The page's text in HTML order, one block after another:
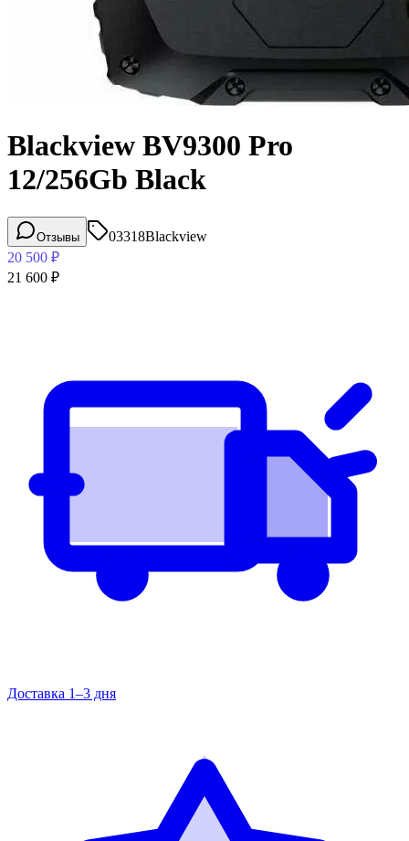
Blackview BV9300 Pro
12/256Gb Black
Отзывы 03318Blackview
20 500 ₽
21 600 ₽
Доставка 1–3 дня